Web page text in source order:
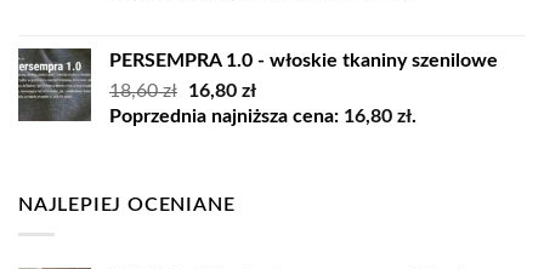
PERSEMPRA 1.0 - włoskie tkaniny szenilowe
18,60zł
Pierwotna
cena
16,80 złAktualna
cena
Poprzednia najniższa cena: 16,80 zł.
NAJLEPIEJ OCENIANE